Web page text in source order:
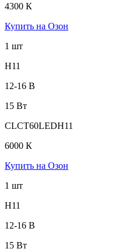
4300 К
Купить на Озон
1 шт
H11
12-16 В
15 Вт
CLCT60LEDH11
6000 К
Купить на Озон
1 шт
H11
12-16 В
15 Вт